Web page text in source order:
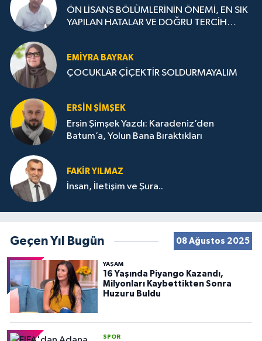
ÖN LİSANS BÖLÜMLERİNİN ÖNEMİ, EN SIK
YAPILAN HATALAR VE DOĞRU TERCİH
EMIYRA BAYRAK
ÇOCUKLAR ÇİÇEKTİR SOLDURMAYALIM
ERSIN ŞIMŞEK
Ersin Şimşek Yazdı: Karadeniz’den
Batum’a, Yolun Bana Bıraktıkları
FAKIR YILMAZ
İnsan, İletişim ve Şura..
Geçen Yıl Bugün 08 Ağustos 2025
YAŞAM
16 Yaşında Piyango Kazandı,
Milyonları Kaybettikten Sonra
Huzuru Buldu
SPOR